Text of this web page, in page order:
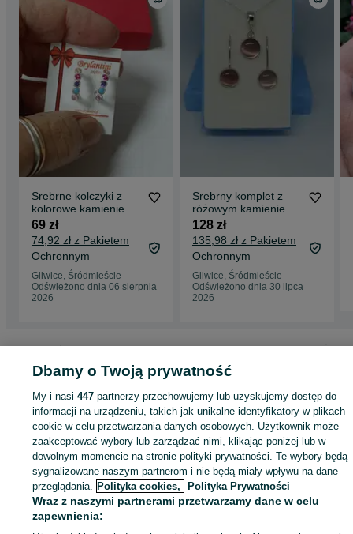
Srebrne kolczyki z
kolorowe kamienie
srebro 925
69 zł
74,92 zł z Pakietem
Ochronnym
Gliwice, Śródmieście
Odświeżono dnia 06 sierpnia
2026
Srebrny komplet z
różowym kamieniem,
próba 925
128 zł
135,98 zł z Pakietem
Ochronnym
Gliwice, Śródmieście
Odświeżono dnia 30 lipca
2026
Zestawy biżuterii - Gliwice
Zestawy biżuterii - Śródmieście
KATEGORIA
ID:1043719733 Wyświetlenia:
Kup
Dbamy o Twoją prywatność
My i nasi447 partnerzy przechowujemy lub uzyskujemy dostęp do
informacji na urządzeniu, takich jak unikalne identyfikatory w plikach
cookie w celu przetwarzania danych osobowych. Użytkownik może
zaakceptować wybory lub zarządzać nimi, klikając poniżej lub w
dowolnym momencie na stronie polityki prywatności. Te wybory będą
sygnalizowane naszym partnerom i nie będą miały wpływu na dane
przeglądania. Polityka cookies, Polityka Prywatności
Wraz z naszymi partnerami przetwarzamy dane w celu
zapewnienia: